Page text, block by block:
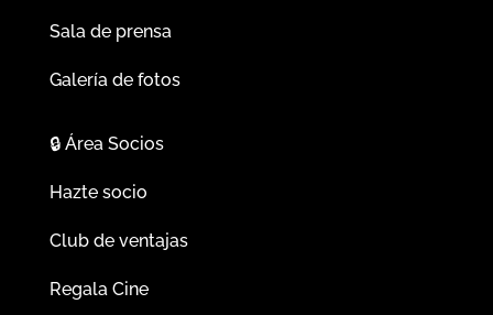
Sala de prensa
Galería de fotos
🔒Área Socios
Hazte socio
Club de ventajas
Regala Cine